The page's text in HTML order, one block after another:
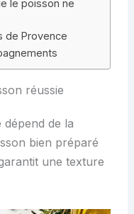
le poisson ne
de Provence
réussie
de la
bien préparé
une texture